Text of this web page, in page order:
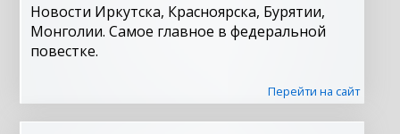
Новости Иркутска, Красноярска, Бурятии,
Монголии. Самое главное в федеральной
повестке.
Перейти на сайт